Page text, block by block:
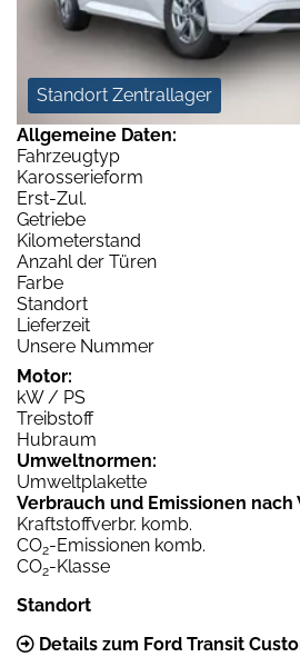
Standort Zentrallager
Allgemeine Daten:
Fahrzeugtyp
Karosserieform
Erst-Zul.
Getriebe
Kilometerstand
Anzahl der Türen
Farbe
Standort
Lieferzeit
Unsere Nummer
Motor:
kW / PS
Treibstoff
Hubraum
Umweltnormen:
Umweltplakette
Verbrauch und Emissionen nach
Kraftstoffverbr. komb.
CO2-Emissionen komb.
CO2-Klasse
Standort
Details zum Ford Transit